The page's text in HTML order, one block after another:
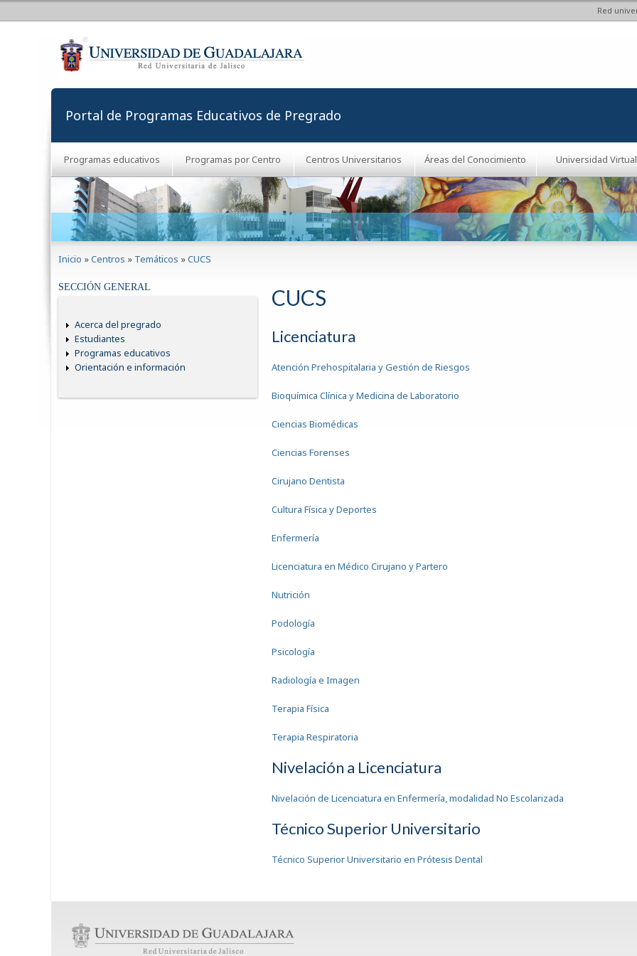
Red
Portal de Programas Educativos de Pregrado
Programas educativos Programas por Centro Centros Universitarios Áreas del Conocimiento Universidad Virtual
Inicio »Centros » Temáticos »CUCS
SECCIÓN GENERAL
Acerca del pregrado
Estudiantes
Programas educativos
Orientación e información
CUCS
Licenciatura
Atención Prehospitalaria y Gestión de Riesgos
Bioquímica Clínica y Medicina de Laboratorio
Ciencias Biomédicas
Ciencias Forenses
Cirujano Dentista
Cultura Física y Deportes
Enfermería
Licenciatura en Médico Cirujano y Partero
Nutrición
Podología
Psicología
Radiología e Imagen
Terapia Física
Terapia Respiratoria
Nivelación a Licenciatura
Nivelación de Licenciatura en Enfermería, modalidad No Escolarizada
Técnico Superior Universitario
Técnico Superior Universitario en Prótesis Dental